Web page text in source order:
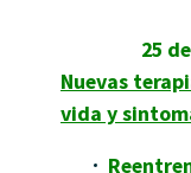
25
Nuevas
vida y